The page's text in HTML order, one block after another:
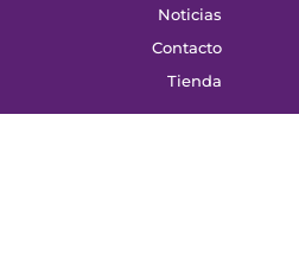
Noticias
Contacto
Tienda